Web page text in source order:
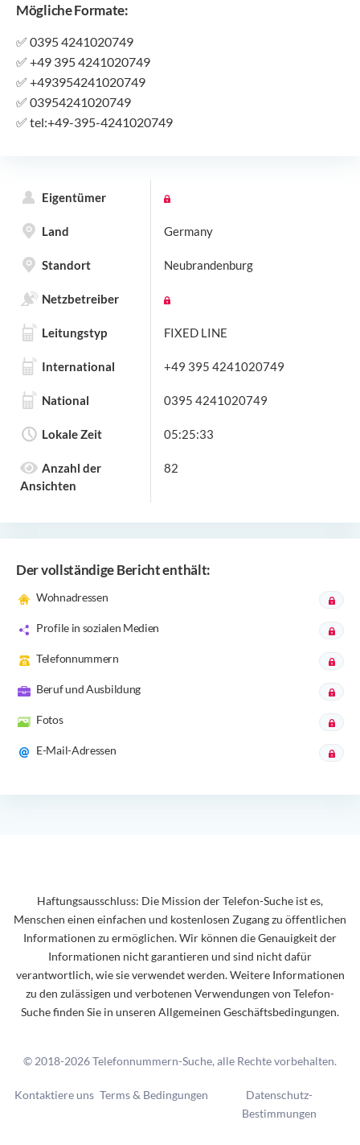
Mögliche Formate:
✅ 0395 4241020749
✅ +49 395 4241020749
✅ +493954241020749
✅ 03954241020749
✅ tel:+49-395-4241020749
Eigentümer
Land Germany
Standort Neubrandenburg
Netzbetreiber
Leitungstyp FIXED LINE
International +49 395 4241020749
National 0395 4241020749
Lokale Zeit 05:25:33
Anzahl der
Ansichten
82
Der vollständige Bericht enthält:
Wohnadressen
Profile in sozialen Medien
Telefonnummern
Beruf und Ausbildung
Fotos
E-Mail-Adressen
Haftungsausschluss: Die Mission der Telefon-Suche ist es,
Menschen einen einfachen und kostenlosen Zugang zu öffentlichen
Informationen zu ermöglichen. Wir können die Genauigkeit der
Informationen nicht garantieren und sind nicht dafür
verantwortlich, wie sie verwendet werden. Weitere Informationen
zu den zulässigen und verbotenen Verwendungen von Telefon-
Suche finden Sie in unseren Allgemeinen Geschäftsbedingungen.
© 2018-2026 Telefonnummern-Suche, alle Rechte vorbehalten.
Kontaktiere uns Terms & Bedingungen
Datenschutz-
Bestimmungen